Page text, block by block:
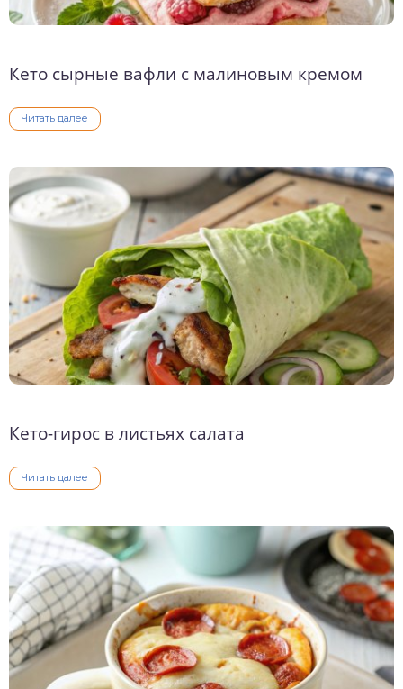
Кето сырные вафли с малиновым кремом
Читать далее
Кето-гирос в листьях салата
Читать далее